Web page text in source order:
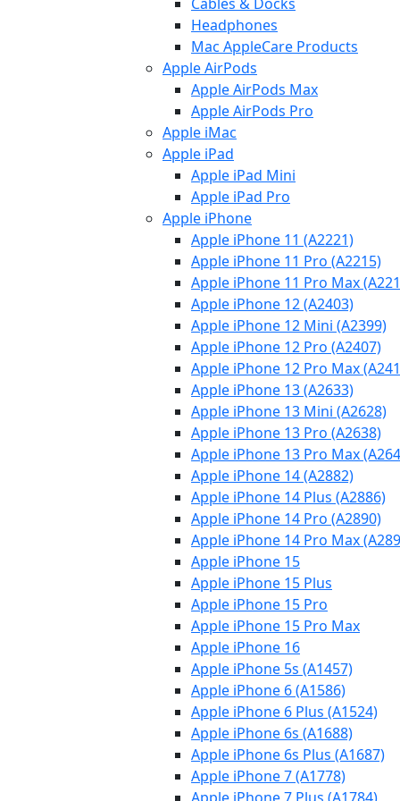
Headphones
Mac AppleCare Products
Apple AirPods
Apple AirPods Max
Apple AirPods Pro
Apple iMac
Apple iPad
Apple iPad Mini
Apple iPad Pro
Apple iPhone
Apple iPhone 11 (A2221)
Apple iPhone 11 Pro (A2215)
Apple iPhone 11 Pro Max
Apple iPhone 12 (A2403)
Apple iPhone 12 Mini (A2399)
Apple iPhone 12 Pro (A2407)
Apple iPhone 12 Pro Max
Apple iPhone 13 (A2633)
Apple iPhone 13 Mini (A2628)
Apple iPhone 13 Pro (A2638)
Apple iPhone 13 Pro Max
Apple iPhone 14 (A2882)
Apple iPhone 14 Plus (A2886)
Apple iPhone 14 Pro (A2890)
Apple iPhone 14 Pro Max
Apple iPhone 15
Apple iPhone 15 Plus
Apple iPhone 15 Pro
Apple iPhone 15 Pro Max
Apple iPhone 16
Apple iPhone 5s (A1457)
Apple iPhone 6 (A1586)
Apple iPhone 6 Plus (A1524)
Apple iPhone 6s (A1688)
Apple iPhone 6s Plus (A1687)
Apple iPhone 7 (A1778)